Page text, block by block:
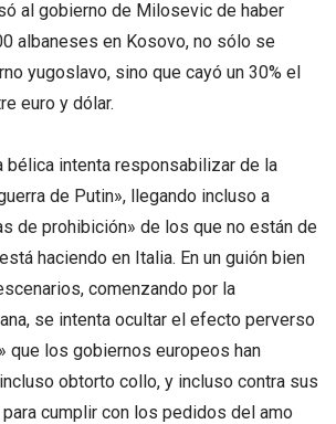
al gobierno de Milosevic de haber
albaneses en Kosovo, no sólo se
yugoslavo, sino que cayó un 30% el
euro y dólar.
bélica intenta responsabilizar de la
de Putin», llegando incluso a
de prohibición» de los que no están de
haciendo en Italia. En un guión bien
comenzando por la
se intenta ocultar el efecto perverso
que los gobiernos europeos han
obtorto collo, y incluso contra sus
cumplir con los pedidos del amo